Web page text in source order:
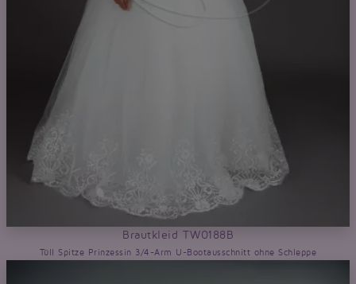
Brautkleid TW0188B
Tüll Spitze Prinzessin 3/4-Arm U-Bootausschnitt ohne Schleppe